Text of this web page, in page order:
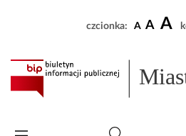
czcionka: A A A